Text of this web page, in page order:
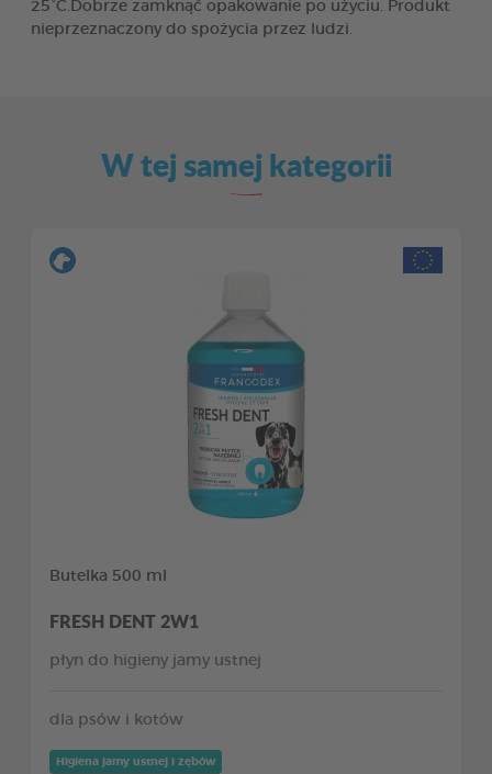
25°C.Dobrze zamknąć opakowanie po użyciu. Produkt
nieprzeznaczony do spożycia przez ludzi.
W tej samej kategorii
Butelka 500 ml
FRESH DENT 2W1
płyn do higieny jamy ustnej
dla psów i kotów
Higiena jamy ustnej i zębów